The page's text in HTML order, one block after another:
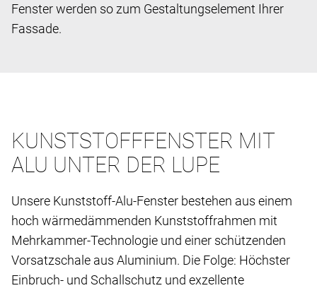
Fenster werden so zum Gestaltungselement Ihrer
Fassade.
KUNSTSTOFFFENSTER MIT
ALU UNTER DER LUPE
Unsere Kunststoff-Alu-Fenster bestehen aus einem
hoch wärmedämmenden Kunststoffrahmen mit
Mehrkammer-Technologie und einer schützenden
Vorsatzschale aus Aluminium. Die Folge: Höchster
Einbruch- und Schallschutz und exzellente